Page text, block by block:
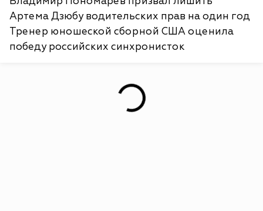
Артема Дзюбу водительских прав на один год
Тренер юношеской сборной США оценила
победу российских синхронисток